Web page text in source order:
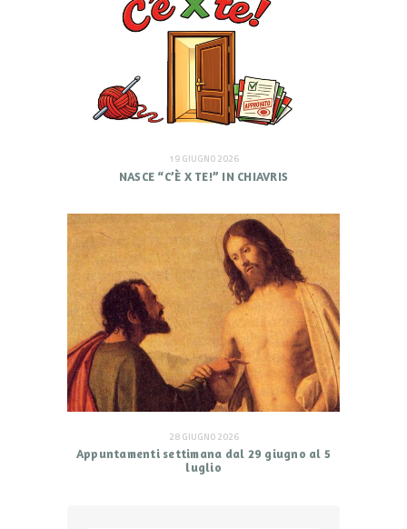
19 GIUGNO 2026
NASCE “C’È X TE!” IN CHIAVRIS
28 GIUGNO 2026
Appuntamenti settimana dal 29 giugno al 5
luglio